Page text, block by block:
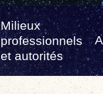
Milieux
professionnels
et autorités